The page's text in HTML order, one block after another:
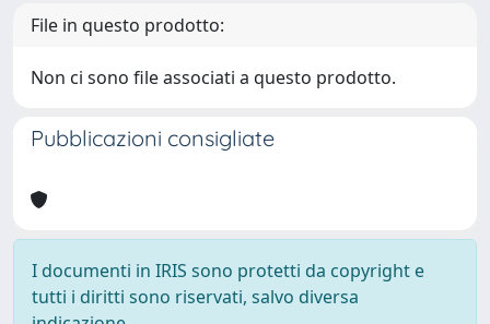
File in questo prodotto:
Non ci sono file associati a questo prodotto.
Pubblicazioni consigliate
I documenti in IRIS sono protetti da copyright e
tutti i diritti sono riservati, salvo diversa